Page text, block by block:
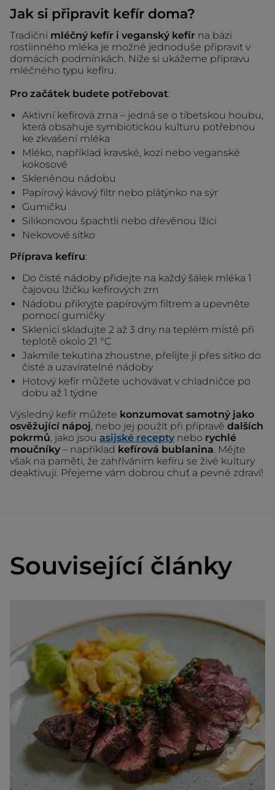
Jak si připravit kefír doma?
Tradiční mléčný kefír i veganský kefír na bázi
rostlinného mléka je možné jednoduše připravit v
domácích podmínkách. Níže si ukážeme přípravu
mléčného typu kefíru.
Pro začátek budete potřebovat:
Aktivní kefírová zrna – jedná se o tibetskou houbu,
která obsahuje symbiotickou kulturu potřebnou
ke zkvašení mléka
Mléko, například kravské, kozí nebo veganské
kokosové
Skleněnou nádobu
Papírový kávový filtr nebo plátýnko na sýr
Gumičku
Silikonovou špachtli nebo dřevěnou lžíci
Nekovové sítko
Příprava kefíru:
Do čisté nádoby přidejte na každý šálek mléka 1
čajovou lžičku kefírových zrn
Nádobu přikryjte papírovým filtrem a upevněte
pomocí gumičky
Sklenici skladujte 2 až 3 dny na teplém místě při
teplotě okolo 21 °C
Jakmile tekutina zhoustne, přelijte ji přes sítko do
čisté a uzavíratelné nádoby
Hotový kefír můžete uchovávat v chladničce po
dobu až 1 týdne
Výsledný kefír můžete konzumovat samotný jako
osvěžující nápoj , nebo jej použít při přípravě dalších
pokrmů , jako jsou asijské recepty nebo rychlé
moučníky – například kefírová bublanina. Mějte
však na paměti, že zahříváním kefíru se živé kultury
deaktivují. Přejeme vám dobrou chuť a pevné zdraví!
Související články